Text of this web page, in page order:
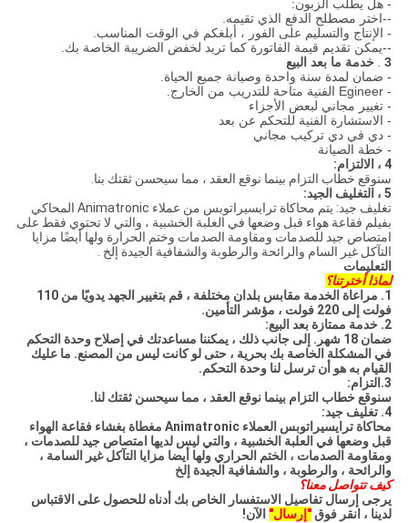
- هل يطلب الزبون:
--اختر مصطلح الدفع الذي تقيمه.
- الإنتاج والتسليم على الفور ، أبلغكم في الوقت المناسب.
--يمكن تقديم قيمة الفاتورة كما تريد لخفض الضريبة الخاصة بك.
3
. خدمة ما بعد البيع
- ضمان لمدة سنة واحدة وصيانة جميع الحياة.
- Egineer الفنية متاحة للتدريب من الخارج.
- تغيير مجاني لبعض الأجزاء
- الاستشارة الفنية للتحكم عن بعد
- دي في دي تركيب مجاني
- خطة الصيانة
4 ، الالتزام:
سنوقع خطاب التزام بينما نوقع العقد ، مما سيحسن ثقتك بنا.
5 ، التغليف الجيد:
تغليف جيد: يتم محاكاة ترايسيراتوبس من عملاء Animatronic المحاكي
بفيلم فقاعة هواء قبل وضعها في العلبة الخشبية ، والتي لا تحتوي فقط على
امتصاص جيد للصدمات ومقاومة الصدمات وختم الحرارة ولها أيضًا مزايا
التآكل غير السام والرائحة والرطوبة والشفافية الجيدة إلخ .
التعليمات
لماذا أخترتنا؟
1. مراعاة الخدمة مقابس بلدان مختلفة ، قم بتغيير الجهد يدويًا من 110
فولت إلى 220 فولت ، مؤشر التأمين.
2. خدمة ممتازة بعد البيع:
ضمان 18 شهر.
إلى جانب ذلك ، يمكننا مساعدتك في إصلاح وحدة التحكم
في المشكلة الخاصة بك بحرية ، حتى لو كانت ليس من المصنع. ما عليك
القيام به هو أن ترسل لنا وحدة التحكم.
3.التزام:
سنوقع خطاب التزام بينما نوقع العقد ، مما سيحسن ثقتك لنا.
4. تغليف جيد:
محاكاة ترايسيراتوبس العملاء Animatronic مغطاة بغشاء فقاعة الهواء
قبل وضعها في العلبة الخشبية ، والتي ليس لديها امتصاص جيد للصدمات ،
ومقاومة الصدمات ، الختم الحراري ولها أيضا مزايا التآكل غير السامة ،
والرائحة ، والرطوبة ، والشفافية الجيدة إلخ
كيف تتواصل معنا؟
يرجى إرسال تفاصيل الاستفسار الخاص بك أدناه للحصول على الاقتباس
لدينا ، انقر فوق"إرسال" الآن!